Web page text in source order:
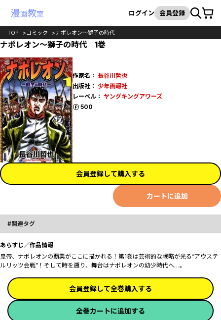
検索
ログイン 会員登録カート
TOP コミック ナポレオン～獅子の時代
ナポレオン～獅子の時代 1巻
作家名： 長谷川哲也
出版社： 少年画報社
レーベル： ヤングキングアワーズ
500
ポイント
会員登録して購入する
カートに追加
関連タグ
あらすじ／作品情報
皇帝、ナポレオンの覇業がここに描かれる！第1巻は芸術的な戦略が光る“アウステ
ルリッツ会戦”！そして時を遡り、舞台はナポレオンの幼少時代へ…。
会員登録して全巻購入する
全巻カートに追加する